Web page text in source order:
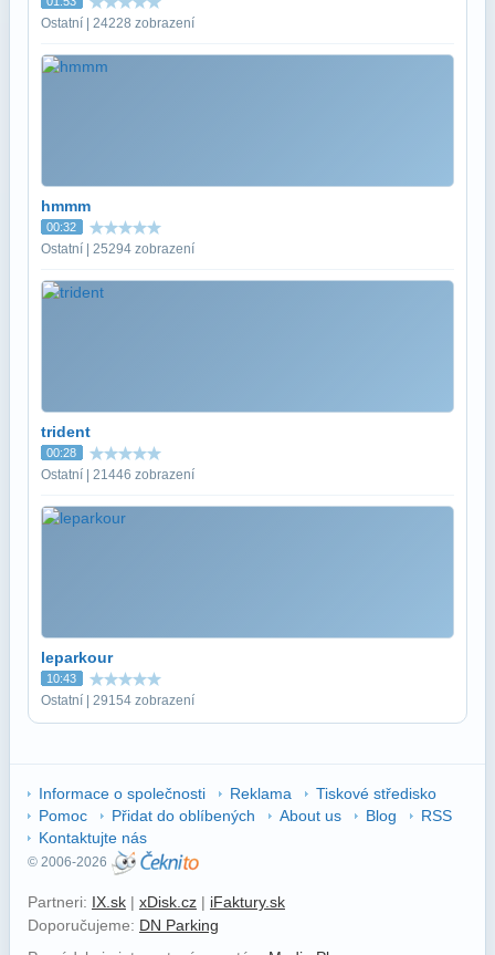
Ostatní | 24228 zobrazení
hmmm
00:32
Ostatní | 25294 zobrazení
trident
00:28
Ostatní | 21446 zobrazení
leparkour
10:43
Ostatní | 29154 zobrazení
Informace o společnosti Reklama
Tiskové středisko
Pomoc
Přidat do oblíbených About us Blog
RSS
Kontaktujte nás
© 2006-2026
Partneri: IX.sk | xDisk.cz | iFaktury.sk
Doporučujeme: DN Parking